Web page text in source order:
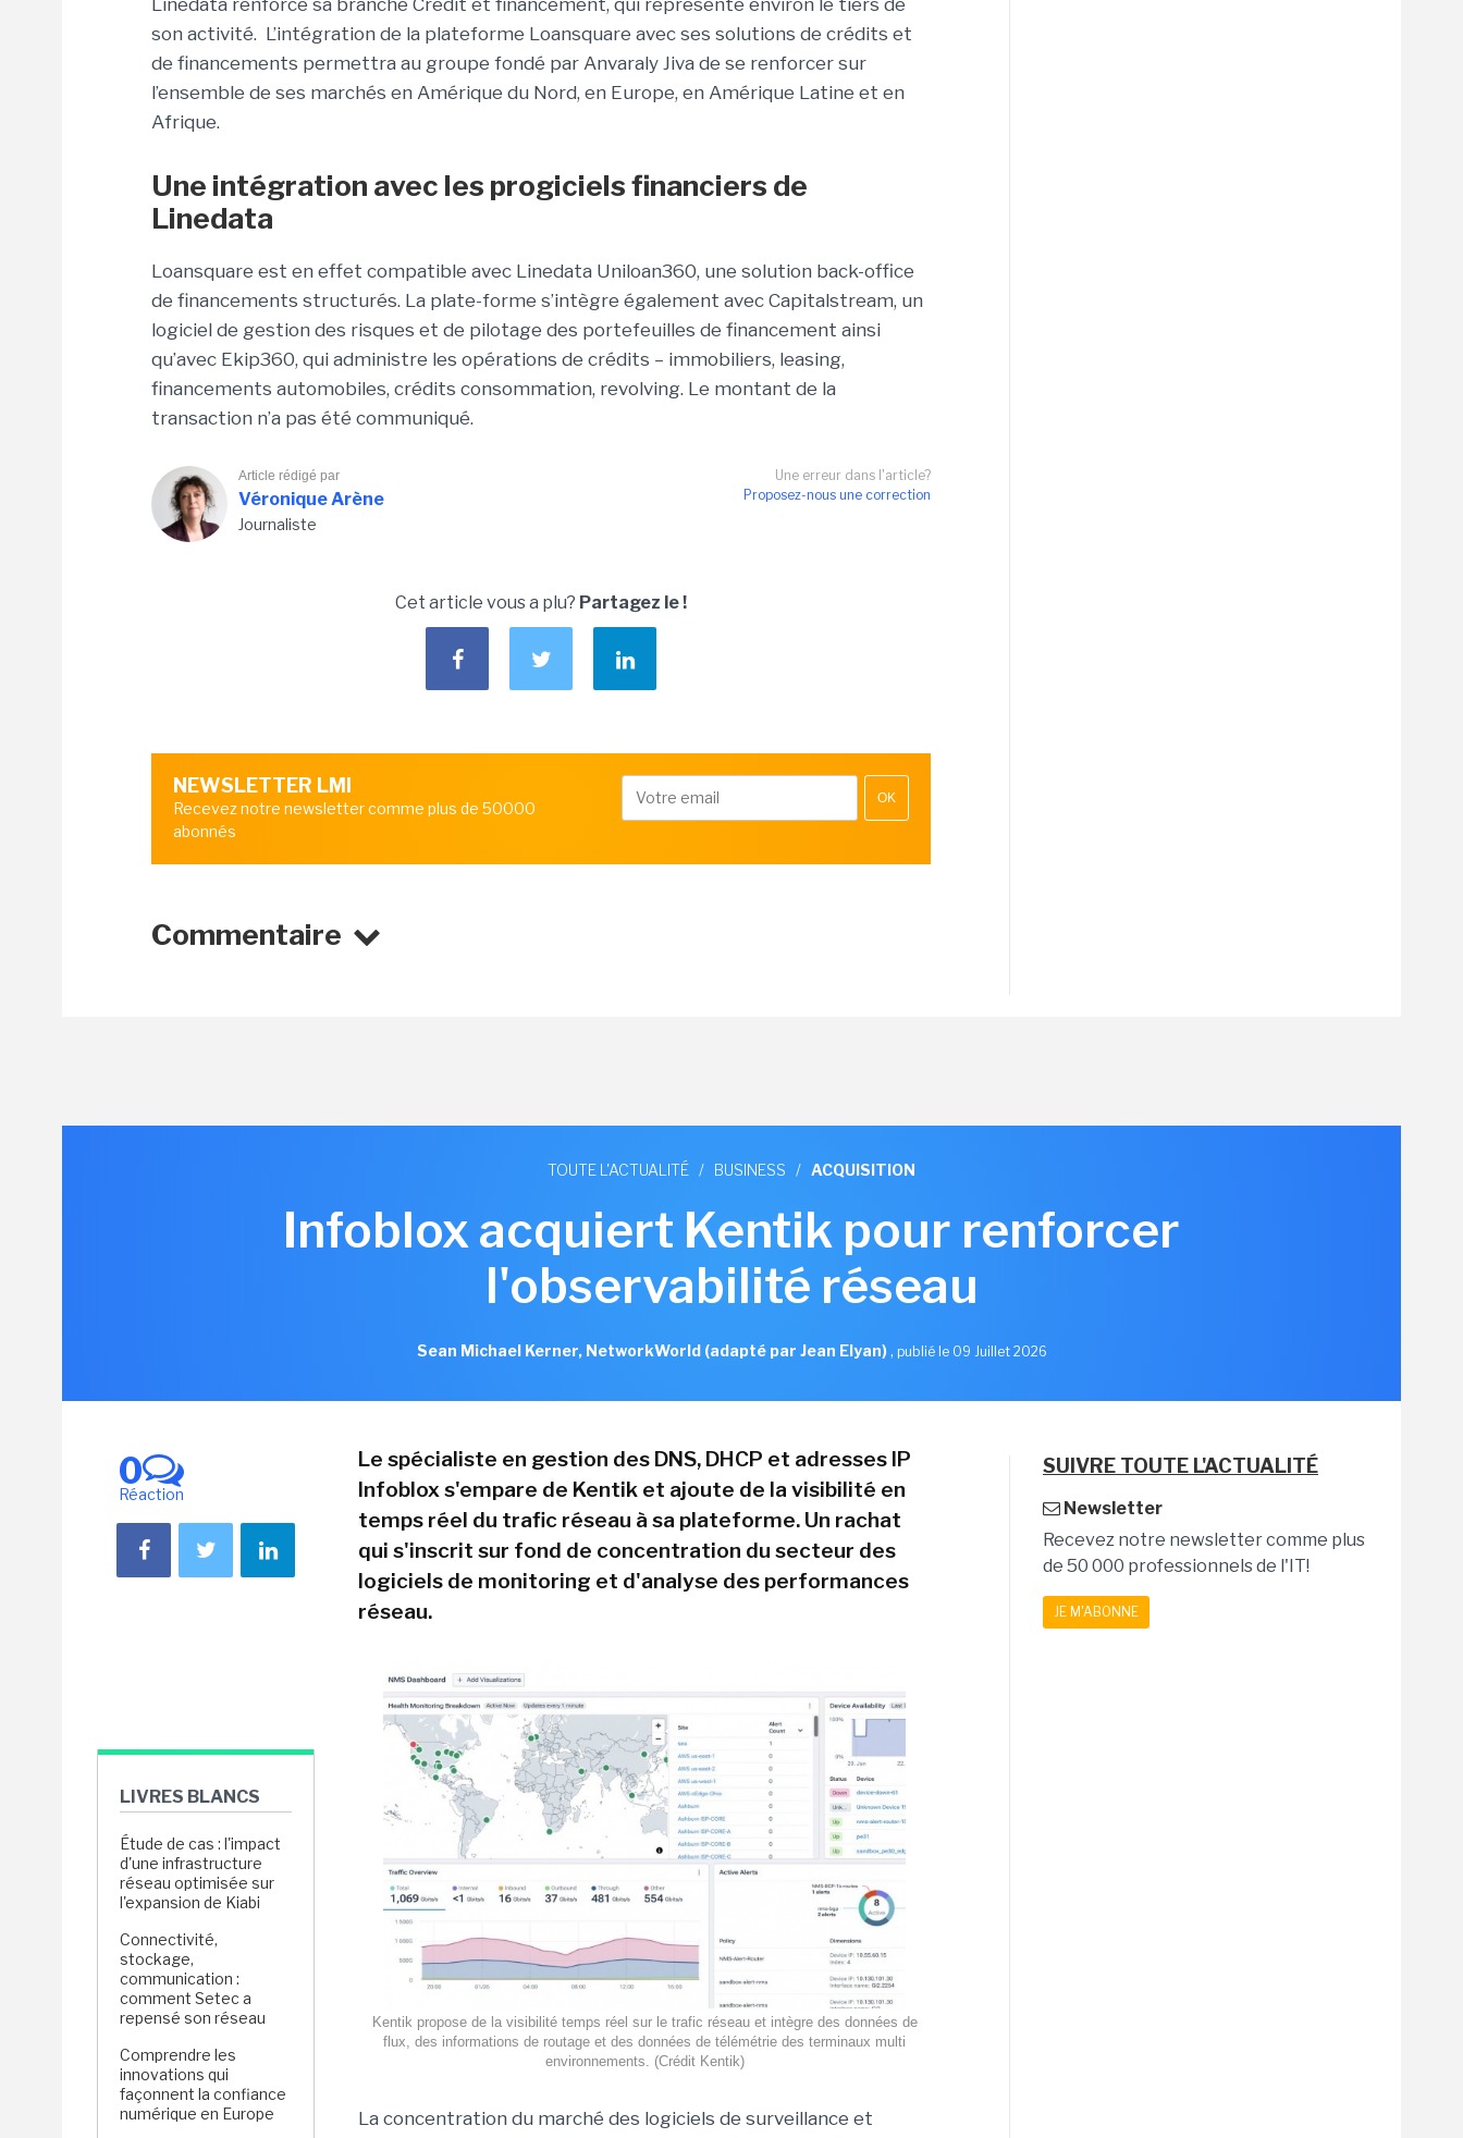
Linedata renforce sa branche Crédit et financement, qui représente environ le tiers de
son activité. L’intégration de la plateforme Loansquare avec ses solutions de crédits et
de financements permettra au groupe fondé par Anvaraly Jiva de se renforcer sur
l’ensemble de ses marchés en Amérique du Nord, en Europe, en Amérique Latine et en
Afrique.
Une intégration avec les progiciels financiers de
Linedata
Loansquare est en effet compatible avec Linedata Uniloan360, une solution back-office
de financements structurés. La plate-forme s’intègre également avec Capitalstream, un
logiciel de gestion des risques et de pilotage des portefeuilles de financement ainsi
qu’avec Ekip360, qui administre les opérations de crédits – immobiliers, leasing,
financements automobiles, crédits consommation, revolving. Le montant de la
transaction n’a pas été communiqué.
Une erreur dans l'article?
Proposez-nous une correction
Article rédigé par
Véronique Arène
Journaliste
Cet article vous a plu? Partagez le !
NEWSLETTER LMI
Recevez notre newsletter comme plus de 50000
abonnés
OK
Commentaire
TOUTE L'ACTUALITÉ / BUSINESS / ACQUISITION
Infoblox acquiert Kentik pour renforcer
l'observabilité réseau
Sean Michael Kerner, NetworkWorld (adapté par Jean Elyan), publié le 09 Juillet 2026
0
Réaction
LIVRES BLANCS
Étude de cas : l'impact
d'une infrastructure
réseau optimisée sur
l'expansion de Kiabi
Connectivité,
stockage,
communication :
comment Setec a
repensé son réseau
Comprendre les
innovations qui
façonnent la confiance
numérique en Europe
Le spécialiste en gestion des DNS, DHCP et adresses IP
Infoblox s'empare de Kentik et ajoute de la visibilité en
temps réel du trafic réseau à sa plateforme. Un rachat
qui s'inscrit sur fond de concentration du secteur des
logiciels de monitoring et d'analyse des performances
réseau.
Kentik propose de la visibilité temps réel sur le trafic réseau et intègre des données de
flux, des informations de routage et des données de télémétrie des terminaux multi
environnements. (Crédit Kentik)
La concentration du marché des logiciels de surveillance et
SUIVRE TOUTE L'ACTUALITÉ
Newsletter
Recevez notre newsletter comme plus
de 50 000 professionnels de l'IT!
JE M'ABONNE